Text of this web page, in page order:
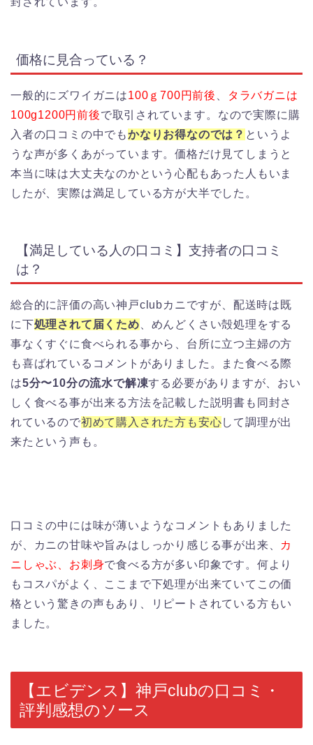
価格に見合っている？
一般的にズワイガニは100ｇ700円前後
タラバガニは
100g1200円前後で取引されています。なので実際に購
入者の口コミの中でもかなりお得なのでは？ というよ
うな声が多くあがっています。価格だけ見てしまうと
本当に味は大丈夫なのかという心配もあった人もいま
したが、実際は満足している方が大半でした。
【満足している人の口コミ】支持者の口コミ
は？
総合的に評価の高い神戸clubカニですが、配送時は既
に下処理されて届くため 、めんどくさい殻処理をする
事なくすぐに食べられる事から、台所に立つ主婦の方
も喜ばれているコメントがありました。また食べる際
は5分〜10分の流水で解凍する必要がありますが、おい
しく食べる事が出来る方法を記載した説明書も同封さ
れているので初めて購入された方も安心して調理が出
来たという声も。
口コミの中には味が薄いようなコメントもありました
が、カニの甘味や旨みはしっかり感じる事が出来、 カ
ニしゃぶ、お刺身で食べる方が多い印象です。何より
もコスパがよく、ここまで下処理が出来ていてこの価
格という驚きの声もあり、リピートされている方もい
ました。
【エビデンス】神戸clubの口コミ・
評判感想のソース